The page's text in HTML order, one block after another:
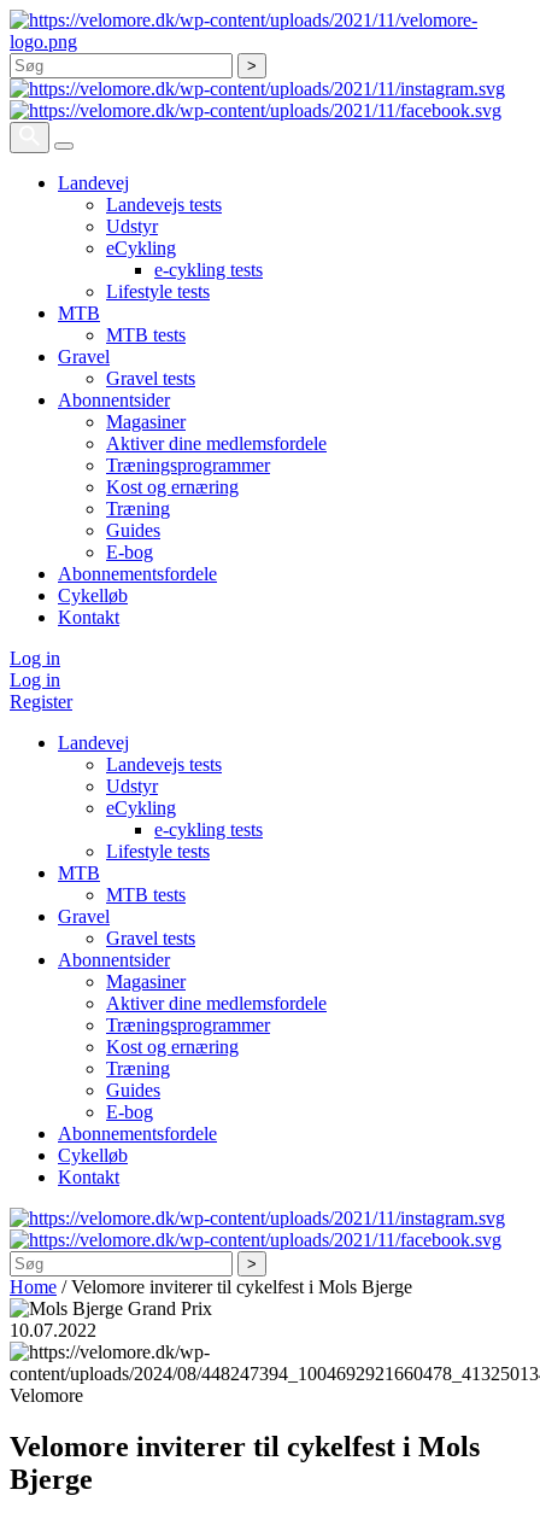
Søg
Landevej
Landevejs tests
Udstyr
eCykling
e-cykling tests
Lifestyle tests
MTB
MTB tests
Gravel
Gravel tests
Abonnentsider
Magasiner
Aktiver dine medlemsfordele
Træningsprogrammer
Kost og ernæring
Træning
Guides
E-bog
Abonnementsfordele
Cykelløb
Kontakt
Log in
Log in
Register
Landevej
Landevejs tests
Udstyr
eCykling
e-cykling tests
Lifestyle tests
MTB
MTB tests
Gravel
Gravel tests
Abonnentsider
Magasiner
Aktiver dine medlemsfordele
Træningsprogrammer
Kost og ernæring
Træning
Guides
E-bog
Abonnementsfordele
Cykelløb
Kontakt
Søg
Home /Velomore inviterer til cykelfest i Mols Bjerge
10.07.2022
Velomore
Velomore inviterer til cykelfest i Mols
Bjerge